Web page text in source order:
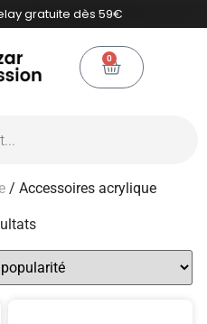
gratuite dès 59€
0
/ Accessoires acrylique